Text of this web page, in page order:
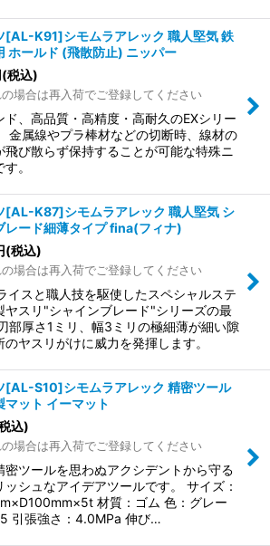
[AL-K91]シモムラアレック 職人堅気 鉄
ホールド (飛散防止) ニッパー
(税込)
場合は再入荷でご登録してください
ド、高品質・高精度・高耐久のEXシリー
金属線やプラ棒材などの切断時、線材の
飛び散らず保持することが可能な特殊ニ
。
[AL-K87]シモムラアレック 職人堅気 シ
レード細薄タイプ fina(フィナ)
(税込)
場合は再入荷でご登録してください
イスと職人技を駆使したスペシャルステ
ヤスリ"シャインブレード"シリーズの最
部厚さ1ミリ、幅3ミリの極細薄が細い隙
のヤスリがけに威力を発揮します。
[AL-S10]シモムラアレック 精密ツール
マット イーマット
込)
場合は再入荷でご登録してください
密ツールを思わぬアクシデントから守る
ッシュなアイデアツールです。 サイズ：
材質：ゴム 色：グレー
引張強さ：4.0MPa 伸び…